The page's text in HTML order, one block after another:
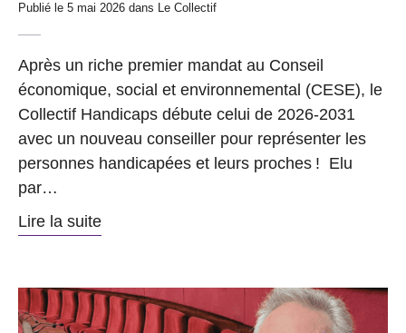
Publié le 5 mai 2026 dans Le Collectif
Après un riche premier mandat au Conseil
économique, social et environnemental (CESE), le
Collectif Handicaps débute celui de 2026-2031
avec un nouveau conseiller pour représenter les
personnes handicapées et leurs proches ! Elu
par…
Lire la suite